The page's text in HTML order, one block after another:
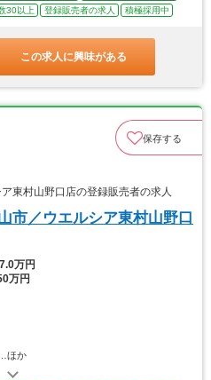
30以上 登録販売者の求人 積極採用中
この求人に興味がある
保存する
東村山野口店の登録販売者の求人
市／ウエルシア東村山野口
万円
万円
ほか